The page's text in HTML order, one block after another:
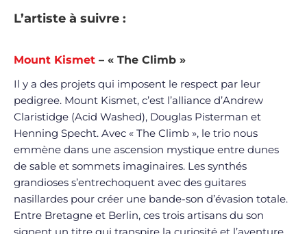
L’artiste à suivre :
Mount Kismet – « The Climb »
Il y a des projets qui imposent le respect par leur
pedigree. Mount Kismet, c’est l’alliance d’Andrew
Claristidge (Acid Washed), Douglas Pisterman et
Henning Specht. Avec « The Climb », le trio nous
emmène dans une ascension mystique entre dunes
de sable et sommets imaginaires. Les synthés
grandioses s’entrechoquent avec des guitares
nasillardes pour créer une bande-son d’évasion totale.
Entre Bretagne et Berlin, ces trois artisans du son